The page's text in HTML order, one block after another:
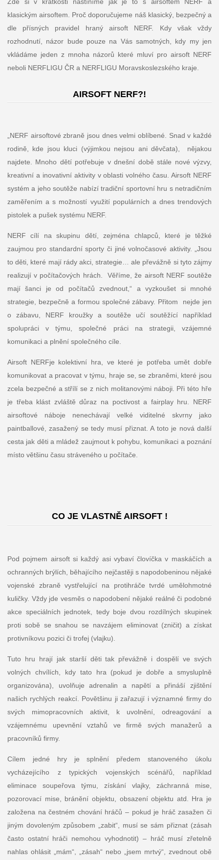
klasickým airsoftem. Proč doporučujeme náš klasický, bezpečný a
dle přísných pravidel hraný airsoft NERF. Kdy však vždy
rozhodnutí, názor bude pouze na Vás samotných, kdy my jen
vkládáme jeden z mnoha názorů které mluví pro airsoft NERF
neboli NERFLIGU ČR a NERFLIGU Moravskoslezského kraje.
AIRSOFT NERF?!
„NERF airsoftové zbraně jsou dnes velmi oblíbené. Snad v každé
rodině, kde jsou kluci (výjimkou nejsou ani děvčata), nějakou
najdete. Mnoho dětí potřebuje v dnešní době stále nové výzvy,
kreativní a inovativní aktivity v oblasti volného času. Airsoft NERF
systém a jeho soutěže nabízí tradiční sportovní hru s netradičním
zaměřením a s možností využití populárních a dnes trendových
pistolek a pušek systému NERF.
NERF cílí na skupinu dětí, zejména chlapců, které je těžké
zaujmou pro standardní sporty či jiné volnočasové aktivity. „Jsou
to děti, které mají rády akci, strategie… ale převážně si tyto zájmy
realizují v počítačových hrách. Věříme, že airsoft NERF soutěže
mají šanci je od počítačů zvednout,“ a vyzkoušet si mnohé
strategie, bezpečně a formou společné zábavy. Přitom nejde jen
o zábavu, NERF kroužky a soutěže učí soutěžící například
spolupráci v týmu, společné práci na strategii, vzájemné
komunikaci a plnění společného cíle.
Airsoft NERFje kolektivní hra, ve které je potřeba umět dobře
komunikovat a pracovat v týmu, hraje se, se zbraněmi, které jsou
zcela bezpečné a střílí se z nich molitanovými náboji. Při této hře
je třeba klást zvláště důraz na poctivost a fairplay hru. NERF
airsoftové náboje nenechávají velké viditelné skvrny jako
paintballové, zasažený se tedy musí přiznat. A toto je nová další
cesta jak děti a mládež zaujmout k pohybu, komunikaci a poznání
místo většinu času stráveného u počítače.
CO JE VLASTNĚ AIRSOFT !
Pod pojmem airsoft si každý asi vybaví človíčka v maskáčích a
ochranných brýlích, běhajícího nejčastěji s napodobeninou nějaké
vojenské zbraně vystřelující na protihráče tvrdé umělohmotné
kuličky. Vždy jde vesměs o napodobení nějaké reálné či podobné
akce speciálních jednotek, tedy boje dvou rozdílných skupinek
proti sobě se snahou se navzájem eliminovat (zničit) a získat
protivníkovu pozici či trofej (vlajku).
Tuto hru hrají jak starší děti tak převážně i dospělí ve svých
volných chvílích, kdy tato hra (pokud je dobře a smysluplně
organizována), uvolňuje adrenalin a napětí a přináší zjištění
našich rychlých reakcí. Povětšinu ji zařazují i významné firmy do
svých mimopracovních aktivit, k uvolnění, odreagování a
vzájemnému upevnění vztahů ve firmě svých manažerů a
pracovníků firmy.
Cílem jedné hry je splnění předem stanoveného úkolu
vycházejícího z typických vojenských scénářů, například
eliminace soupeřova týmu, získání vlajky, záchranná mise,
pozorovací mise, bránění objektu, obsazení objektu atd. Hra je
založena na čestném chování hráčů – pokud je hráč zasažen či
jiným dovoleným způsobem „zabit“, musí se sám přiznat (zásah
často ostatní hráči nemohou vyhodnotit) – hráč musí zřetelně
nahlas ohlásit „mám“, „zásah“ nebo „jsem mrtvý“, zvednout obě